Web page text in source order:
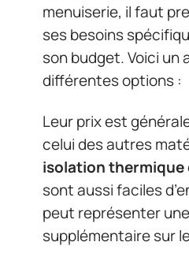
menuiserie, il faut
ses besoins
son budget. Voici un
différentes options :
Leur prix est
celui des autres
isolation thermique
sont aussi faciles
peut représenter
supplémentaire sur